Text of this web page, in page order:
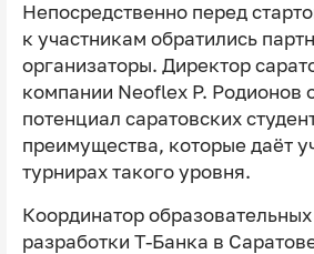
Непосредственно перед
к участникам обратились
организаторы. Директор
компании Neoflex Р. Родионов
потенциал саратовских
преимущества, которые даёт
турнирах такого уровня.
Координатор
разработки Т-Банка в